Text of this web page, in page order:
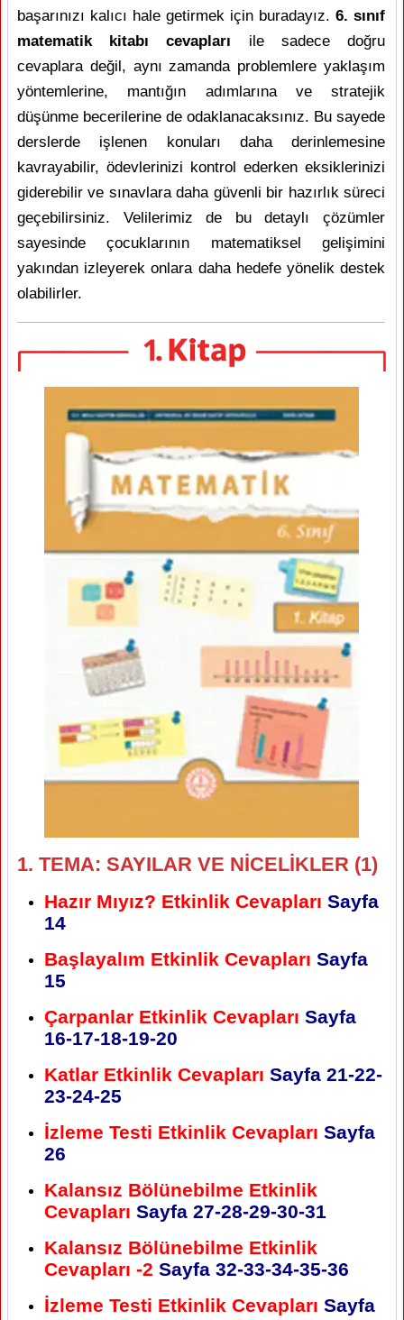
başarınızı kalıcı hale getirmek için buradayız. 6. sınıf
matematik kitabı cevapları ile sadece doğru
cevaplara değil, aynı zamanda problemlere yaklaşım
yöntemlerine, mantığın adımlarına ve stratejik
düşünme becerilerine de odaklanacaksınız. Bu sayede
derslerde işlenen konuları daha derinlemesine
kavrayabilir, ödevlerinizi kontrol ederken eksiklerinizi
giderebilir ve sınavlara daha güvenli bir hazırlık süreci
geçebilirsiniz. Velilerimiz de bu detaylı çözümler
sayesinde çocuklarının matematiksel gelişimini
yakından izleyerek onlara daha hedefe yönelik destek
olabilirler.
1. TEMA: SAYILAR VE NİCELİKLER (1)
Hazır Mıyız? Etkinlik Cevapları Sayfa
14
Başlayalım Etkinlik Cevapları Sayfa
15
Çarpanlar Etkinlik Cevapları Sayfa
16-17-18-19-20
Katlar Etkinlik Cevapları Sayfa 21-22-
23-24-25
İzleme Testi Etkinlik Cevapları Sayfa
26
Kalansız Bölünebilme Etkinlik
Cevapları Sayfa 27-28-29-30-31
Kalansız Bölünebilme Etkinlik
Cevapları -2 Sayfa 32-33-34-35-36
İzleme Testi Etkinlik Cevapları Sayfa